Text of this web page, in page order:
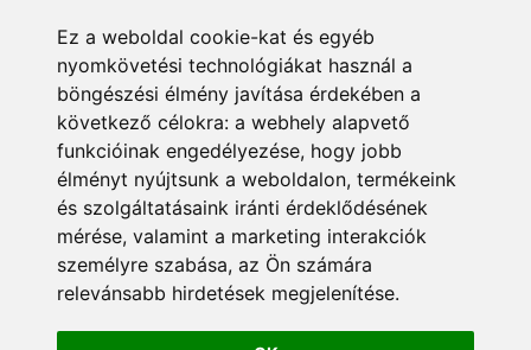
Ez a weboldal cookie-kat és egyéb
nyomkövetési technológiákat használ a
böngészési élmény javítása érdekében a
következő célokra: a webhely alapvető
funkcióinak engedélyezése, hogy jobb
élményt nyújtsunk a weboldalon, termékeink
és szolgáltatásaink iránti érdeklődésének
mérése, valamint a marketing interakciók
személyre szabása, az Ön számára
relevánsabb hirdetések megjelenítése.